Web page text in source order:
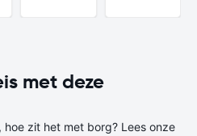
met deze
zit het met borg? Lees onze